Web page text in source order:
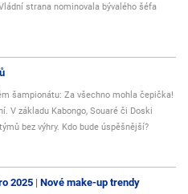
strana nominovala bývalého šéfa
šampionátu: Za všechno mohla čepička!
V základu Kabongo, Souaré či Doski
bez výhry. Kdo bude úspěšnější?
2025 Nové make-up trendy